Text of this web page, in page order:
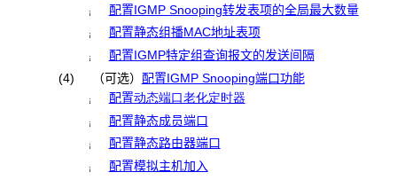
¡ 配置IGMP Snooping转发表项的全局最大数量
¡ 配置静态组播MAC地址表项
¡
配置IGMP特定组查询报文的发送间隔
(4)
（可选） 配置IGMP Snooping端口功能
¡ 配置动态端口老化定时器
¡ 配置静态成员端口
¡ 配置静态路由器端口
¡ 配置模拟主机加入